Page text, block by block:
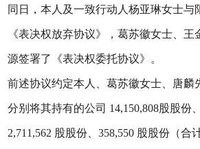
同日，本人及一致行动人杨亚琳女士与
《表决权放弃协议》，葛苏徽女士、
源签署了《表决权委托协议》。
前述协议约定本人、葛苏徽女士、唐麟
分别将其持有的公司 14,150,808股股份
2,711,562 股股份、358,550 股股份（合